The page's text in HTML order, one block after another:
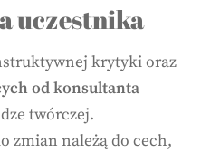
uczestnika
krytyki oraz
od konsultanta
twórczej.
zmian należą do cech,